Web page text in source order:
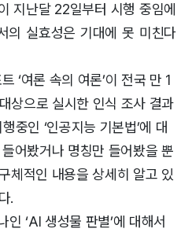
지난달 22일부터 시행 중임에
의 실효성은 기대에 못 미친다
‘여론 속의 여론’이 전국 만 1
상으로 실시한 인식 조사 결과
중인 ‘인공지능 기본법’에 대
어봤거나 명칭만 들어봤을 뿐
체적인 내용을 상세히 알고 있
.
‘AI 생성물 판별’에 대해서